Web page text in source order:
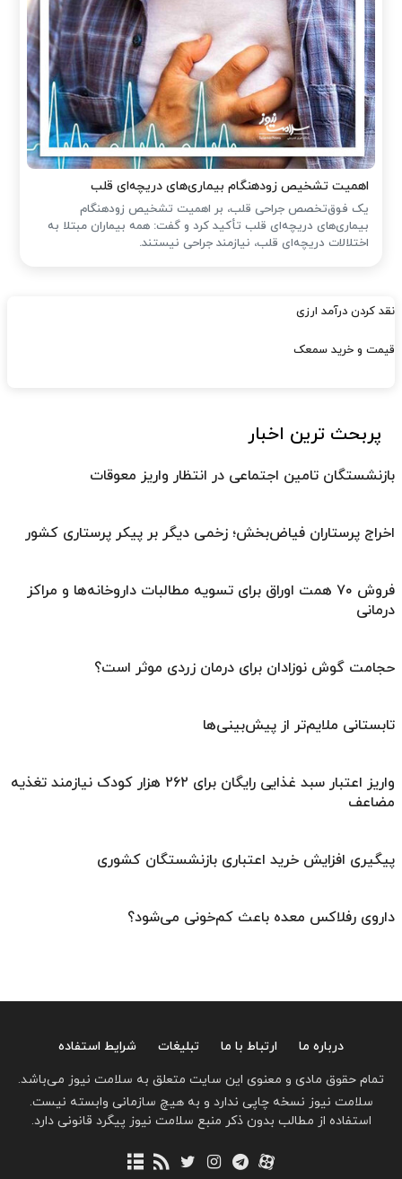
اهمیت تشخیص زودهنگام بیماری‌های دریچه‌ای قلب
یک فوق‌تخصص جراحی قلب، بر اهمیت تشخیص زودهنگام
بیماری‌های دریچه‌ای قلب تأکید کرد و گفت: همه بیماران مبتلا به
اختلالات دریچه‌ای قلب، نیازمند جراحی نیستند.
نقد کردن درآمد ارزی
قیمت و خرید سمعک
پربحث ترین اخبار
بازنشستگان تامین اجتماعی در انتظار واریز معوقات
اخراج پرستاران فیاض‌بخش؛ زخمی دیگر بر پیکر پرستاری کشور
فروش ۷۰ همت اوراق برای تسویه مطالبات داروخانه‌ها و مراکز
درمانی
حجامت گوش نوزادان برای درمان زردی موثر است؟
تابستانی ملایم‌تر از پیش‌بینی‌ها
واریز اعتبار سبد غذایی رایگان برای ۲۶۲ هزار کودک نیازمند تغذیه
مضاعف
پیگیری افزایش خرید اعتباری بازنشستگان کشوری
داروی رفلاکس معده باعث کم‌خونی می‌شود؟
درباره ما ارتباط با ما تبلیغات
شرایط استفاده
تمام حقوق مادی و معنوی این سایت متعلق به سلامت نیوز می‌باشد.
سلامت نیوز نسخه چاپی ندارد و به هیچ سازمانی وابسته نیست.
استفاده از مطالب بدون ذکر منبع سلامت نیوز پیگرد قانونی دارد.